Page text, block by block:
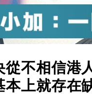
從不相信港
本上就存在